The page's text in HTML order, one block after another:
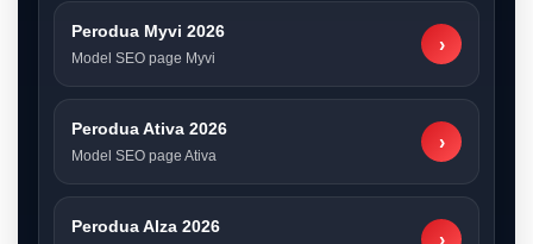
Perodua Myvi 2026
Model SEO page Myvi
›
Perodua Ativa 2026
Model SEO page Ativa
›
Perodua Alza 2026
›